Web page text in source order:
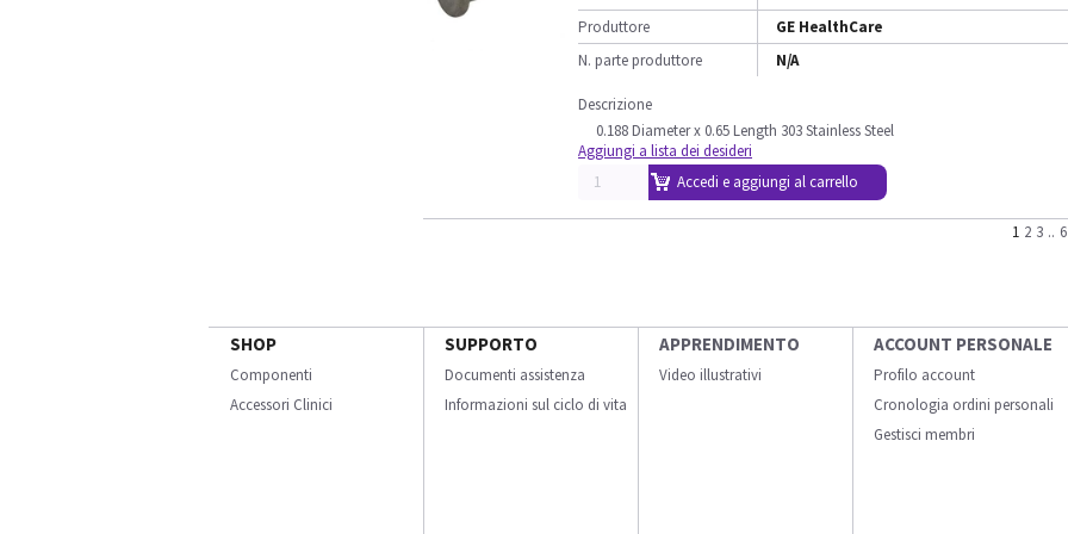
Produttore
GE HealthCare
N. parte produttore
N/A
Descrizione
0.188 Diameter x 0.65 Length 303 Stainless Steel
Aggiungi a lista dei desideri
Accedi e aggiungi al carrello
1 2 3 ..
SHOP
Componenti
Accessori Clinici
SUPPORTO
Documenti assistenza
Informazioni sul ciclo di vita
APPRENDIMENTO
Video illustrativi
ACCOUNT PERSONALE
Profilo account
Cronologia ordini personali
Gestisci membri